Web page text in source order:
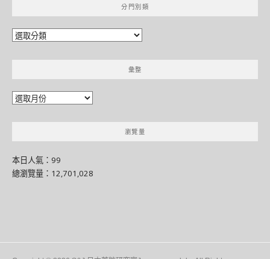
分門別類
分
別
彙整
彙
瀏覽量
本日人氣：99
總瀏覽量：12,701,028